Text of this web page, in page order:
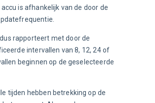
is afhankelijk van de door de
rapporteert met door de
intervallen van 8, 12, 24 of
beginnen op de geselecteerde
tijden hebben betrekking op de